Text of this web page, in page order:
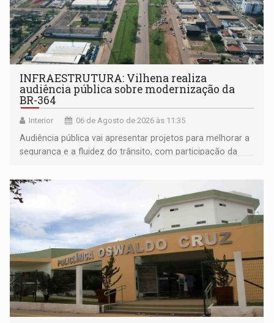
INFRAESTRUTURA: Vilhena realiza
audiência pública sobre modernização da
BR-364
Interior 06 de Agosto de 2026 às 11:35
Audiência pública vai apresentar projetos para melhorar a
segurança e a fluidez do trânsito, com participação da